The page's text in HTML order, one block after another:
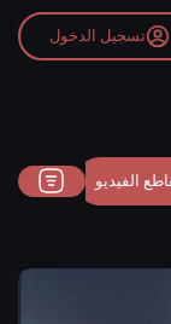
تسجيل الدخول
الفيديو